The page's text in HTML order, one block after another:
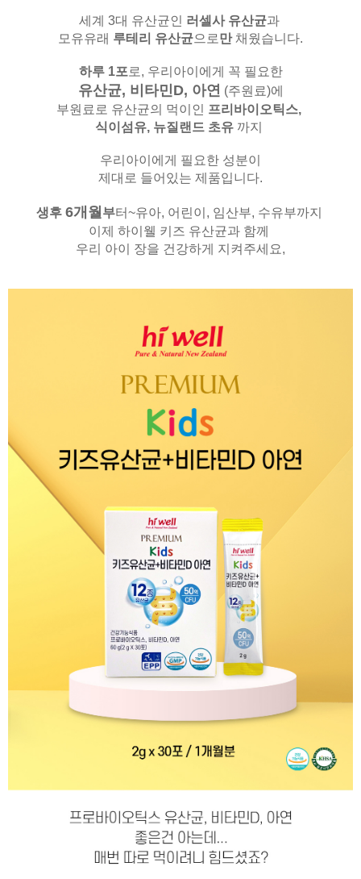
세계 3대 유산균인 러셀사 유산균과
모유유래 루테리 유산균으로만채웠습니다.
하루 1포 로, 우리아이에게 꼭 필요한
유산균, 비타민D, 아연 (주원료)에
부원료로 유산균의 먹이인 프리바이오틱스,
식이섬유, 뉴질랜드 초유 까지
우리아이에게 필요한 성분이
제대로 들어있는 제품입니다.
생후 6개월부터~유아, 어린이, 임산부, 수유부까지
이제 하이웰 키즈 유산균과 함께
우리 아이 장을 건강하게 지켜주세요,